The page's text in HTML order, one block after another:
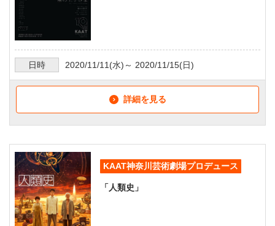
日時 2020/11/11 (水)～ 2020/11/15(日)
詳細を見る
KAAT神奈川芸術劇場プロデュース
「人類史」